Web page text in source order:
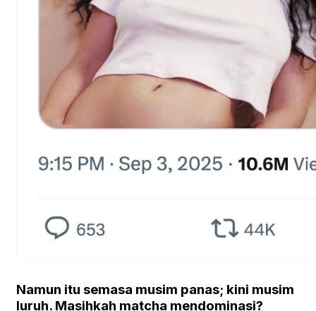
Namun itu semasa musim panas; kini musim
luruh. Masihkah matcha mendominasi?